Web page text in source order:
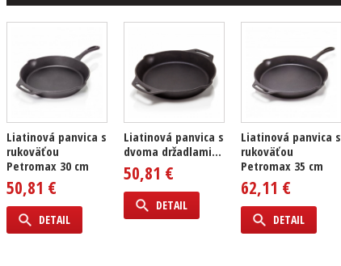
Liatinová panvica s
rukoväťou
Petromax 30 cm
50,81 €
DETAIL
Liatinová panvica s
dvoma držadlami...
50,81 €
DETAIL
Liatinová panvica s
rukoväťou
Petromax 35 cm
62,11 €
DETAIL